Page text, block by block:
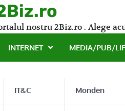
nostru 2Biz.ro . Alege
INTERNET
IT&C
MEDIA/PUB/
Monden
de la